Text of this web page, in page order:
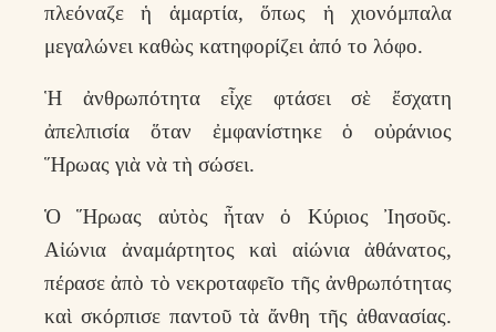
πλεόναζε ἡ ἁμαρτία, ὅπως ἡ χιονόμπαλα
μεγαλώνει καθὼς κατηφορίζει ἀπό το λόφο.
Ἡ ἀνθρωπότητα εἶχε φτάσει σὲ ἔσχατη
ἀπελπισία ὅταν ἐμφανίστηκε ὁ οὐράνιος
Ἥρωας γιὰ νὰ τὴ σώσει.
Ὁ Ἥρωας αὐτὸς ἦταν ὁ Κύριος Ἰησοῦς.
Αἰώνια ἀναμάρτητος καὶ αἰώνια ἀθάνατος,
πέρασε ἀπὸ τὸ νεκροταφεῖο τῆς ἀνθρωπότητας
καὶ σκόρπισε παντοῦ τὰ ἄνθη τῆς ἀθανασίας.